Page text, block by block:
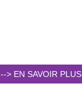
--> EN SAVOIR PLUS